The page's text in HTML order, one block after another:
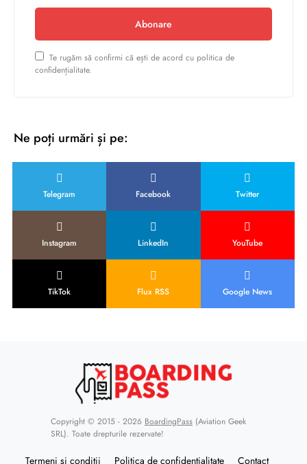
Abonare
Te rugăm să confirmi că ești de acord cu politica de
confidențialitate.
Ne poți urmări și pe:
Telegram Facebook Twitter
Instagram LinkedIn YouTube
TikTok Flux RSS Google News
Copyright © 2015 - 2026 BoardingPass (Aviation Geek
SRL). Toate drepturile rezervate!
Termeni și condiții Politica de confidențialitate Contact